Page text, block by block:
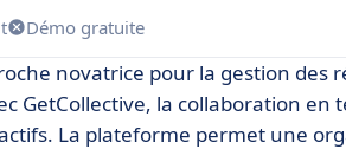
Démo gratuite
novatrice pour la gestion des
GetCollective, la collaboration en
La plateforme permet une